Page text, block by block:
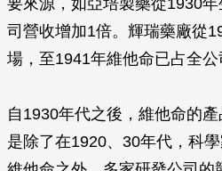
要來源，如亞培製藥從1930
司營收增加1倍。輝瑞藥廠從
場，至1941年維他命已占全公
自1930年代之後，維他命的
是除了在1920、30年代，科